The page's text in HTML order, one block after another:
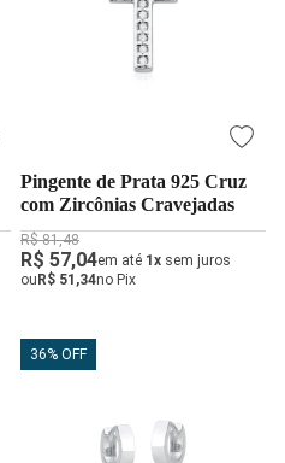
Pingente de Prata 925 Cruz
com Zircônias Cravejadas
R$ 81,48
R$ 57,04em até 1x sem juros
ou R$ 51,34no Pix
36% OFF